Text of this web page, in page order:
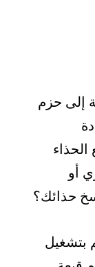
إلى حزم
أو
حذائك؟
بتشغيل